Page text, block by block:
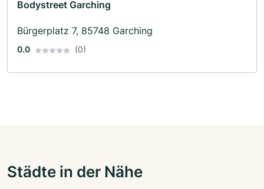
Bodystreet Garching
Bürgerplatz 7, 85748 Garching
0.0 (0)
Städte in der Nähe